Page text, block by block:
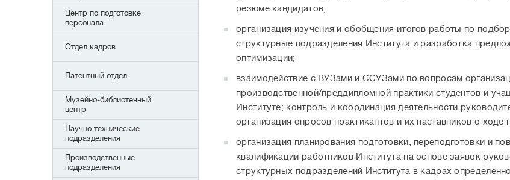
Центр по подготовке
персонала
Отдел кадров
Патентный отдел
Музейно-библиотечный
центр
Научно-технические
подразделения
Производственные
подразделения
резюме кандидатов;
организация изучения и обобщения итогов работы по
структурные подразделения Института и разработка
оптимизации;
взаимодействие с ВУЗами и ССУЗами по вопросам
производственной/преддипломной практики студентов и
Институте; контроль и координация деятельности
организация опросов практикантов и их наставников о ходе
организация планирования подготовки, переподготовки и
квалификации работников Института на основе заявок
структурных подразделений Института в кадрах